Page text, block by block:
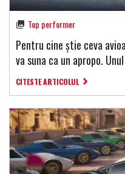
Top performer
Pentru cine știe ceva
va suna ca un apropo.
CITESTE ARTICOLUL